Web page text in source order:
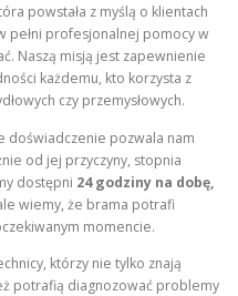
powstała z myślą o klientach
pełni profesjonalnej pomocy w
Naszą misją jest zapewnienie
każdemu, kto korzysta z
czy przemysłowych.
doświadczenie pozwala nam
od jej przyczyny, stopnia
dostępni 24 godziny na dobę,
wiemy, że brama potrafi
momencie.
którzy nie tylko znają
potrafią diagnozować problemy